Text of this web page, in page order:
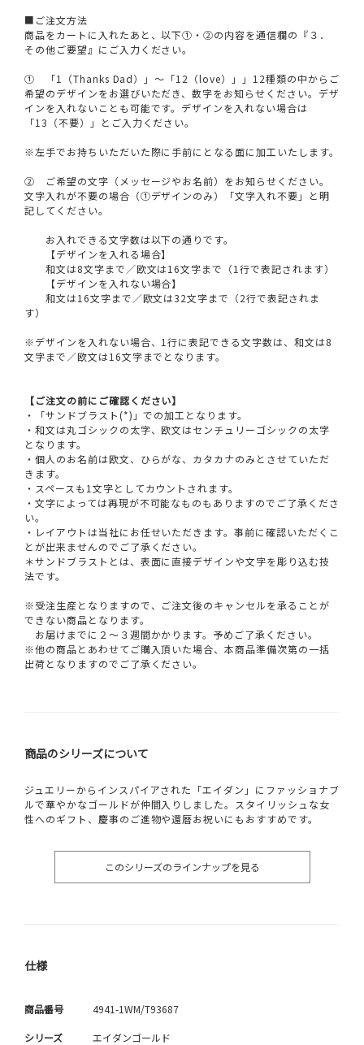
■ご注文方法
商品をカートに入れたあと、以下①・②の内容を通信欄の『３．
その他ご要望』にご入力ください。
① 「1（Thanks Dad）」～「12（love）」」12種類の中からご
希望のデザインをお選びいただき、数字をお知らせください。デザ
インを入れないことも可能です。デザインを入れない場合は
「13（不要）」とご入力ください。
※左手でお持ちいただいた際に手前にとなる面に加工いたします。
② ご希望の文字（メッセージやお名前）をお知らせください。
文字入れが不要の場合（①デザインのみ）「文字入れ不要」と明
記してください。
お入れできる文字数は以下の通りです。
【デザインを入れる場合】
和文は8文字まで／欧文は16文字まで（1行で表記されます）
【デザインを入れない場合】
和文は16文字まで／欧文は32文字まで（2行で表記されま
す）
※デザインを入れない場合、1行に表記できる文字数は、和文は8
文字まで／欧文は16文字までとなります。
【ご注文の前にご確認ください】
・「サンドブラスト(*)」での加工となります。
・和文は丸ゴシックの太字、欧文はセンチュリーゴシックの太字
となります。
・個人のお名前は欧文、ひらがな、カタカナのみとさせていただ
きます。
・スペースも1文字としてカウントされます。
・文字によっては再現が不可能なものもありますのでご了承くださ
い。
・レイアウトは当社にお任せいただきます。事前に確認いただくこ
とが出来ませんのでご了承ください。
＊サンドブラストとは、表面に直接デザインや文字を彫り込む技
法です。
※受注生産となりますので、ご注文後のキャンセルを承ることが
できない商品となります。
お届けまでに２～３週間かかります。予めご了承ください。
※他の商品とあわせてご購入頂いた場合、本商品準備次第の一括
出荷となりますのでご了承ください。
商品のシリーズについて
ジュエリーからインスパイアされた「エイダン」にファッショナブ
ルで華やかなゴールドが仲間入りしました。スタイリッシュな女
性へのギフト、慶事のご進物や還暦お祝いにもおすすめです。
このシリーズのラインナップを見る
仕様
商品番号 4941-1WM/T93687
シリーズ エイダンゴールド